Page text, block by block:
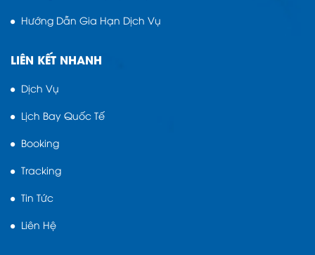
Hướng Dẫn Gia Hạn Dịch Vụ
LIÊN KẾT NHANH
Dịch Vụ
Lịch Bay Quốc Tế
Booking
Tracking
Tin Tức
Liên Hệ